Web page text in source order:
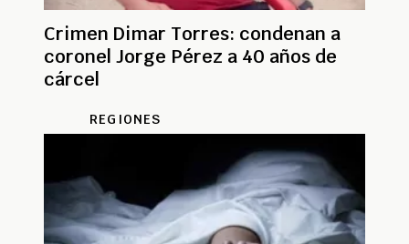
Crimen Dimar Torres: condenan a
coronel Jorge Pérez a 40 años de
cárcel
REGIONES